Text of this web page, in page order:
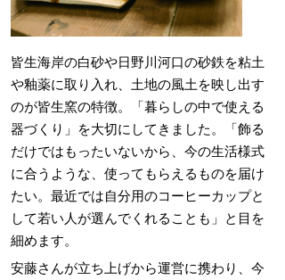
皆生海岸の白砂や日野川河口の砂鉄を粘土
や釉薬に取り入れ、土地の風土を映し出す
のが皆生窯の特徴。「暮らしの中で使える
器づくり」を大切にしてきました。「飾る
だけではもったいないから、今の生活様式
に合うような、使ってもらえるものを届け
たい。最近では自分用のコーヒーカップと
して若い人が選んでくれることも」と目を
細めます。
安藤さんが立ち上げから運営に携わり、今